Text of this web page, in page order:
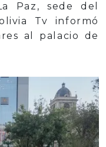
Paz, sede del
Tv informó
al palacio de